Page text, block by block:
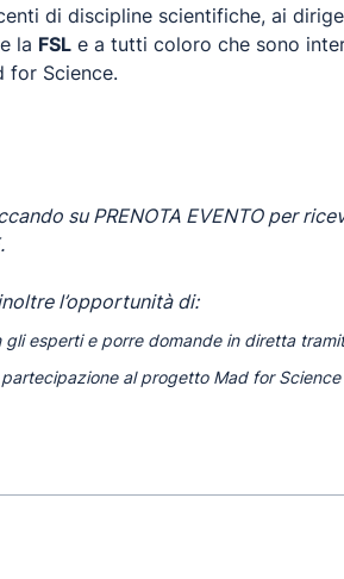
di discipline scientifiche, ai
e la FSL e a tutti coloro che sono
for Science.
su PRENOTA EVENTO per
l’opportunità di:
esperti e porre domande in diretta
al progetto Mad for Science